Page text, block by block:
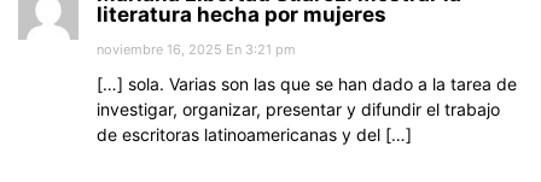
literatura hecha por mujeres
noviembre 16, 2025 En 3:21 pm
[…] sola. Varias son las que se han dado a la tarea de
investigar, organizar, presentar y difundir el trabajo
de escritoras latinoamericanas y del […]